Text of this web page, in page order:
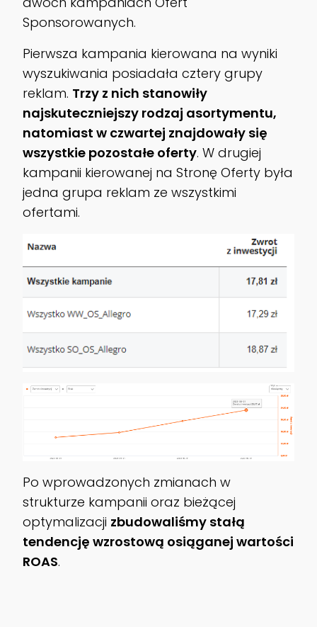
Sponsorowanych.
Pierwsza kampania kierowana na wyniki
wyszukiwania posiadała cztery grupy
reklam. Trzy z nich stanowiły
najskuteczniejszy rodzaj asortymentu,
natomiast w czwartej znajdowały się
wszystkie pozostałe oferty. W drugiej
kampanii kierowanej na Stronę Oferty była
jedna grupa reklam ze wszystkimi
ofertami.
Po wprowadzonych zmianach w
strukturze kampanii oraz bieżącej
optymalizacji zbudowaliśmy stałą
tendencję wzrostową osiąganej wartości
ROAS.